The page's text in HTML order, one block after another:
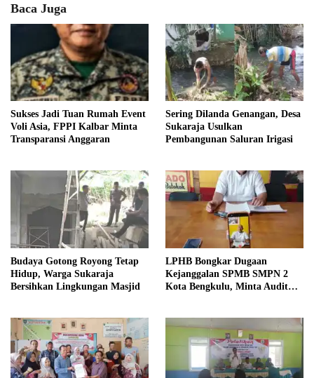
Baca Juga
Sukses Jadi Tuan Rumah Event
Voli Asia, FPPI Kalbar Minta
Transparansi Anggaran
Sering Dilanda Genangan, Desa
Sukaraja Usulkan
Pembangunan Saluran Irigasi
Budaya Gotong Royong Tetap
Hidup, Warga Sukaraja
Bersihkan Lingkungan Masjid
LPHB Bongkar Dugaan
Kejanggalan SPMB SMPN 2
Kota Bengkulu, Minta Audit